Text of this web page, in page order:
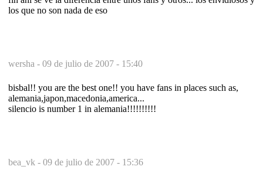
los que no son nada de eso
wersha - 09 de julio de 2007 - 15:40
bisbal!! you are the best one!! you have fans in places such as,
alemania,japon,macedonia,america...
silencio is number 1 in alemania!!!!!!!!!!
bea_vk - 09 de julio de 2007 - 15:36